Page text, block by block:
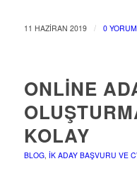
11 HAZIRAN 2019 / 0
ONLINE
KOLAY
BLOG, İK ADAY BAŞVURU VE